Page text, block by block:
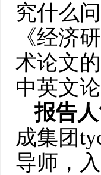
究什么
《经济
术论文
中英文
报告
成集团
导师，